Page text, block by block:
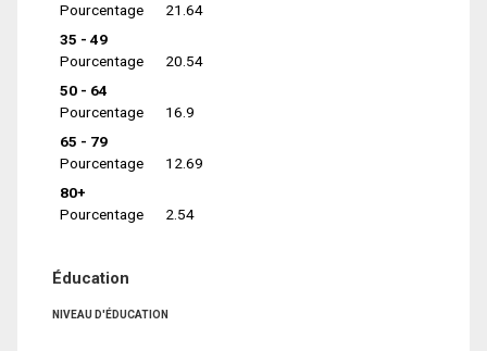
Pourcentage
21.64
35 - 49
Pourcentage
20.54
50 - 64
Pourcentage
16.9
65 - 79
Pourcentage
12.69
80+
Pourcentage
2.54
Éducation
NIVEAU D'ÉDUCATION